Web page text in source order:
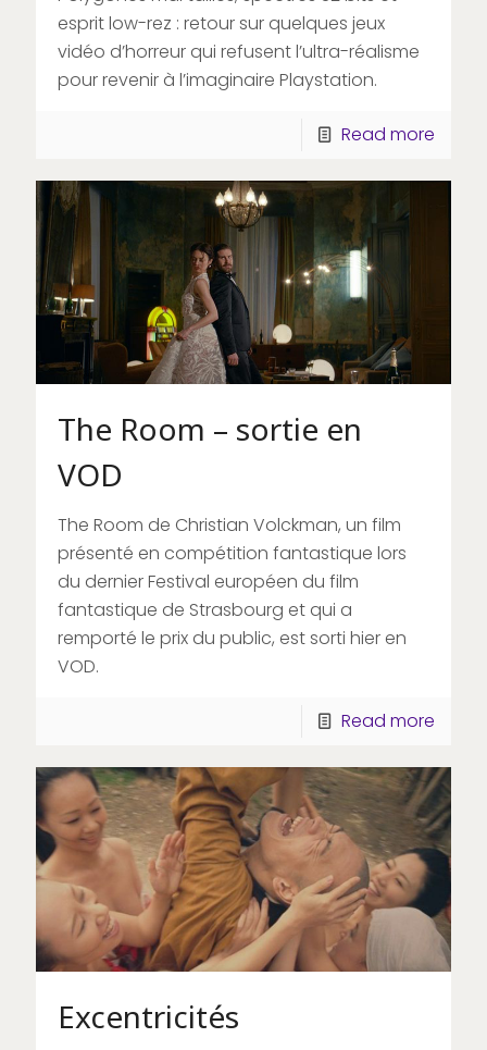
esprit low-rez : retour sur quelques jeux
vidéo d’horreur qui refusent l’ultra-réalisme
pour revenir à l’imaginaire Playstation.
Read more
The Room – sortie en
VOD
The Room de Christian Volckman, un film
présenté en compétition fantastique lors
du dernier Festival européen du film
fantastique de Strasbourg et qui a
remporté le prix du public, est sorti hier en
VOD.
Read more
Excentricités